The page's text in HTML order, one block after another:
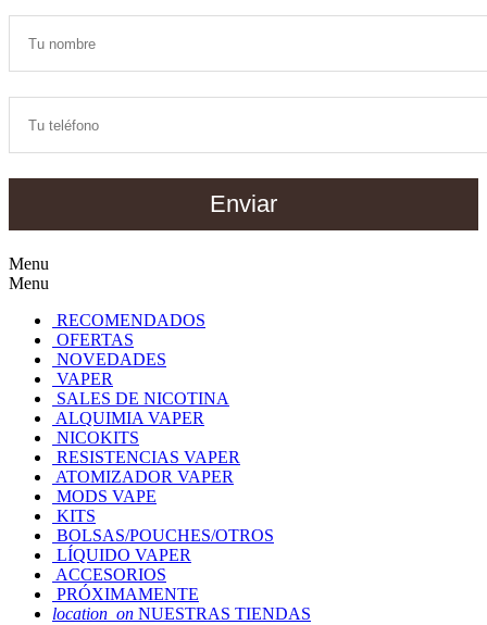
Enviar
Menu
Menu
RECOMENDADOS
OFERTAS
NOVEDADES
VAPER
SALES DE NICOTINA
ALQUIMIA VAPER
NICOKITS
RESISTENCIAS VAPER
ATOMIZADOR VAPER
MODS VAPE
KITS
BOLSAS/POUCHES/OTROS
LÍQUIDO VAPER
ACCESORIOS
PRÓXIMAMENTE
location_on NUESTRAS TIENDAS